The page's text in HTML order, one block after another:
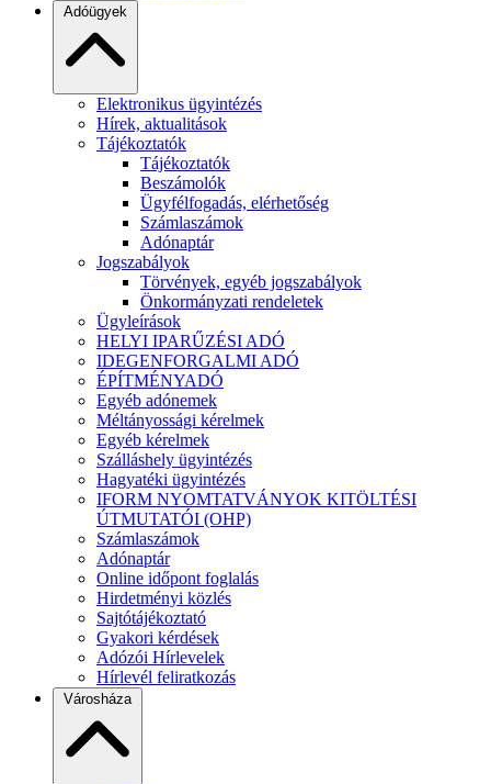
Adóügyek
Elektronikus ügyintézés
Hírek, aktualitások
Tájékoztatók
Tájékoztatók
Beszámolók
Ügyfélfogadás, elérhetőség
Számlaszámok
Adónaptár
Jogszabályok
Törvények, egyéb jogszabályok
Önkormányzati rendeletek
Ügyleírások
HELYI IPARŰZÉSI ADÓ
IDEGENFORGALMI ADÓ
ÉPÍTMÉNYADÓ
Egyéb adónemek
Méltányossági kérelmek
Egyéb kérelmek
Szálláshely ügyintézés
Hagyatéki ügyintézés
IFORM NYOMTATVÁNYOK KITÖLTÉSI
ÚTMUTATÓI (OHP)
Számlaszámok
Adónaptár
Online időpont foglalás
Hirdetményi közlés
Sajtótájékoztató
Gyakori kérdések
Adózói Hírlevelek
Hírlevél feliratkozás
Városháza